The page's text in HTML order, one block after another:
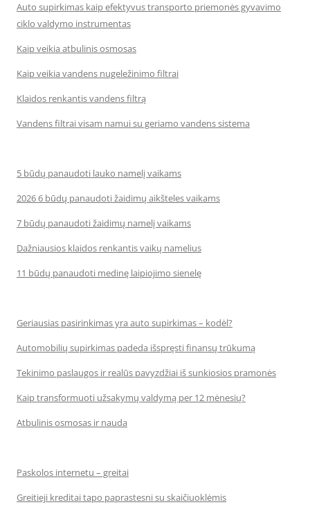
Auto supirkimas kaip efektyvus transporto priemonės gyvavimo
ciklo valdymo instrumentas
Kaip veikia atbulinis osmosas
Kaip veikia vandens nugeležinimo filtrai
Klaidos renkantis vandens filtrą
Vandens filtrai visam namui su geriamo vandens sistema
5 būdų panaudoti lauko namelį vaikams
2026 6 būdų panaudoti žaidimų aikšteles vaikams
7 būdų panaudoti žaidimų namelį vaikams
Dažniausios klaidos renkantis vaikų namelius
11 būdų panaudoti medinę laipiojimo sienelę
Geriausias pasirinkimas yra auto supirkimas – kodėl?
Automobilių supirkimas padeda išspręsti finansų trūkumą
Tekinimo paslaugos ir realūs pavyzdžiai iš sunkiosios pramonės
Kaip transformuoti užsakymų valdymą per 12 mėnesių?
Atbulinis osmosas ir nauda
Paskolos internetu – greitai
Greitieji kreditai tapo paprastesni su skaičiuoklėmis